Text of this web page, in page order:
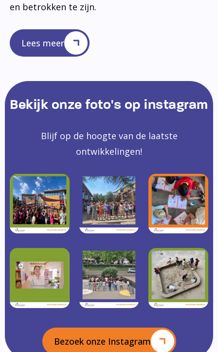
en betrokken te zijn.
Lees meer
Bekijk onze foto's op instagram
Blijf op de hoogte van de laatste
ontwikkelingen!
Bezoek onze Instagram